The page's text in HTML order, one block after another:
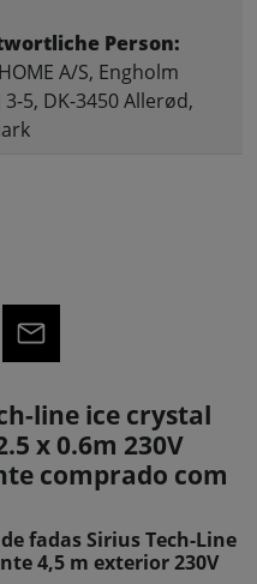
Person:
A/S, Engholm
3-5, DK-3450 Allerød,
line ice crystal
x 0.6m 230V
comprado com
fadas Sirius Tech-Line
4,5 m exterior 230V